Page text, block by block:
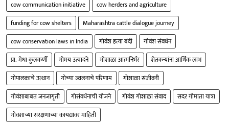
cow communication initiative
cow herders and agriculture
funding for cow shelters
Maharashtra cattle dialogue journey
cow conservation laws in India
गोवंश हत्या बंदी
गोवंश संवर्धन
प्रा. मेधा कुलकर्णी
गोमय उत्पादने गोशाळा आत्मनिर्भर
शेतकऱ्यांना आर्थिक लाभ
गोपालकाचे उत्थान
गोच्या ज्वलनाचे परिणाम
गोशाळा संजीवनी
गोवंशाबाबत जनजागृती
गोसंवर्धनाची योजने गोवंश गोशाळा संवाद
सदर गोमाता यात्रा
गोवंशाच्या संरक्षणाच्या कायद्यांवर माहिती